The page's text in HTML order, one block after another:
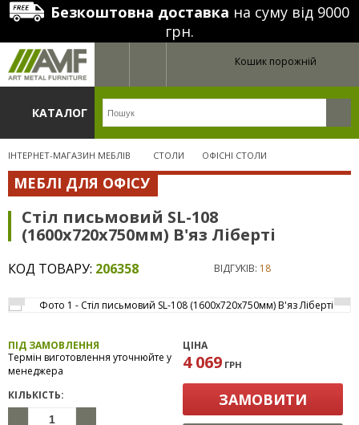
Безкоштовна доставка на суму від 9000
грн.
Кошик порожній
КАТАЛОГ
ІНТЕРНЕТ-МАГАЗИН МЕБЛІВ СТОЛИ ОФІСНІ СТОЛИ
МЕБЛІ ДЛЯ ОФІСУ
Стіл письмовий SL-108
(1600х720х750мм) В'яз Ліберті
КОД ТОВАРУ: 206358 ВІДГУКІВ: 18
ПІД ЗАМОВЛЕННЯ
Термін виготовлення уточнюйте у
менеджера
КІЛЬКІСТЬ:
ЦІНА
4 069 ГРН
ЗАМОВИТИ